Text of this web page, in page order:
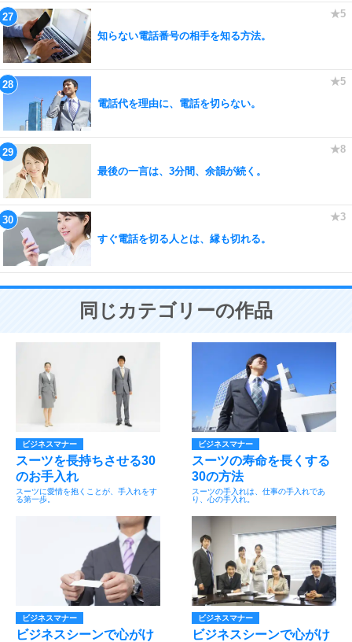
知らない電話番号の相手を知る方法。
電話代を理由に、電話を切らない。
最後の一言は、3分間、余韻が続く。
すぐ電話を切る人とは、縁も切れる。
同じカテゴリーの作品
ビジネスマナー
スーツを長持ちさせる30
のお手入れ
スーツに愛情を抱くことが、手入れをす
る第一歩。
ビジネスマナー
スーツの寿命を長くする
30の方法
スーツの手入れは、仕事の手入れであ
り、心の手入れ。
ビジネスマナー
ビジネスシーンで心がけ
ビジネスマナー
ビジネスシーンで心がけ